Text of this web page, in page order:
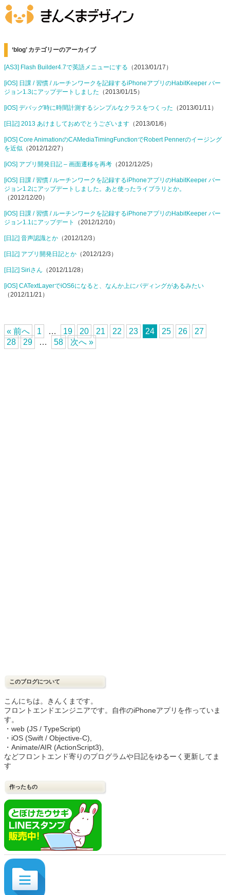
‘blog’ カテゴリーのアーカイブ
[AS3] Flash Builder4.7で英語メニューにする （2013/01/17）
[iOS] 日課 / 習慣 / ルーチンワークを記録するiPhoneアプリのHabitKeeper バー
ジョン1.3にアップデートしました （2013/01/15）
[iOS] デバッグ時に時間計測するシンプルなクラスをつくった （2013/01/11）
[日記] 2013 あけましておめでとうございます （2013/01/6）
[iOS] Core AnimationのCAMediaTimingFunctionでRobert Pennerのイージング
を近似 （2012/12/27）
[iOS] アプリ開発日記 – 画面遷移を再考 （2012/12/25）
[iOS] 日課 / 習慣 / ルーチンワークを記録するiPhoneアプリのHabitKeeper バー
ジョン1.2にアップデートしました。あと使ったライブラリとか。
（2012/12/20）
[iOS] 日課 / 習慣 / ルーチンワークを記録するiPhoneアプリのHabitKeeper バー
ジョン1.1にアップデート
（2012/12/10）
[日記] 音声認識とか （2012/12/3）
[日記] アプリ開発日記とか （2012/12/3）
[日記] Siriさん （2012/11/28）
[iOS] CATextLayerでiOS6になると、なんか上にパディングがあるみたい
（2012/11/21）
« 前へ 1 … 19 20 21 22 23 24 25 26
27
28
29 … 58 次へ »
このブログについて
こんにちは。きんくまです。
フロントエンドエンジニアです。自作のiPhoneアプリを作っていま
す。
・web (JS / TypeScript)
・iOS (Swift / Objective-C),
・Animate/AIR (ActionScript3),
などフロントエンド寄りのプログラムや日記をゆるーく更新してま
す
作ったもの